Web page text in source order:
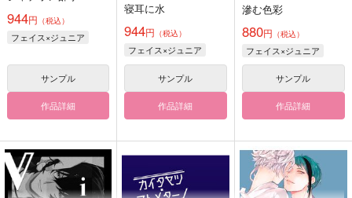
944円 （税込）
フェイス×ジュニア
サンプル
作品詳細
寝耳に水
944円 （税込）
フェイス×ジュニア
サンプル
作品詳細
滲む色彩
880円 （税込）
フェイス×ジュニア
サンプル
作品詳細